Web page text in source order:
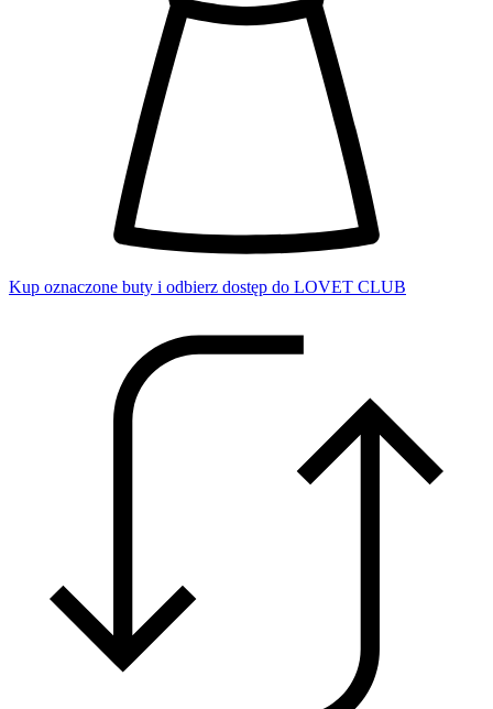
Kup oznaczone buty i odbierz dostęp do LOVET CLUB